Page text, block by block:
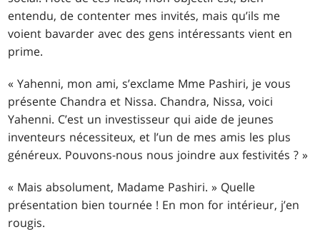
entendu, de contenter mes invités, mais qu’ils me
voient bavarder avec des gens intéressants vient en
prime.
« Yahenni, mon ami, s’exclame Mme Pashiri, je vous
présente Chandra et Nissa. Chandra, Nissa, voici
Yahenni. C’est un investisseur qui aide de jeunes
inventeurs nécessiteux, et l’un de mes amis les plus
généreux. Pouvons-nous nous joindre aux festivités ? »
« Mais absolument, Madame Pashiri. » Quelle
présentation bien tournée ! En mon for intérieur, j’en
rougis.